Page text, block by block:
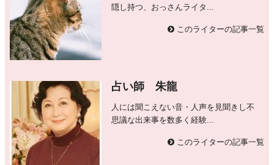
隠し持つ、おっさんライタ...
このライターの記事一覧
占い師 朱龍
人には聞こえない音・人声を見聞きし不
思議な出来事を数多く経験...
このライターの記事一覧